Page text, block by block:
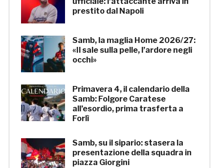
prestito dal Napoli
Samb, la maglia Home 2026/27:
«Il sale sulla pelle, l’ardore negli
occhi»
Primavera 4, il calendario della
Samb: Folgore Caratese
all’esordio, prima trasferta a
Forlì
Samb, su il sipario: stasera la
presentazione della squadra in
piazza Giorgini